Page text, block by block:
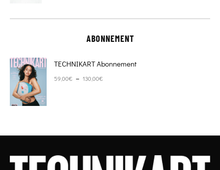
ABONNEMENT
TECHNIKART Abonnement
59,00€ – 130,00€